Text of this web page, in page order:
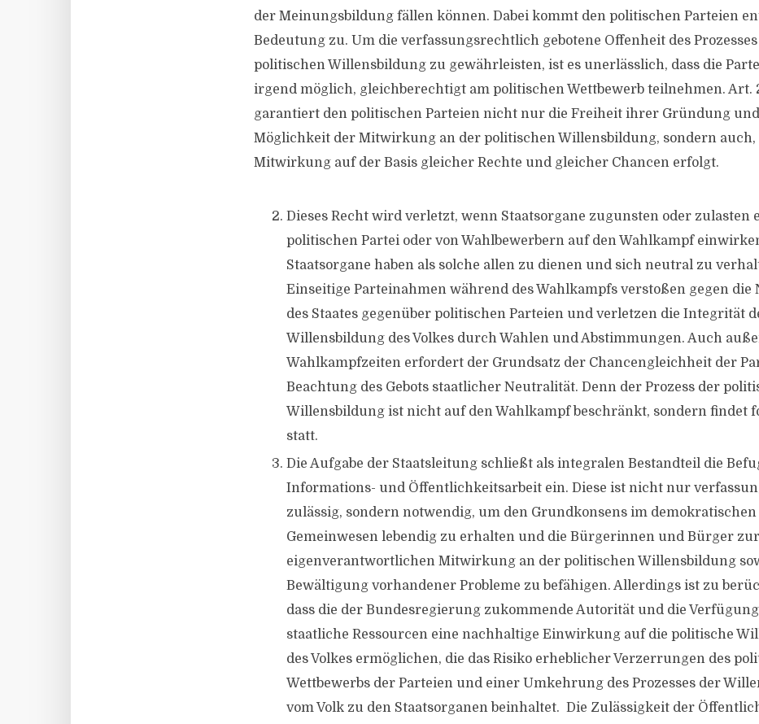
der Meinungsbildung fällen können. Dabei kommt den politischen Parteien
Bedeutung zu. Um die verfassungsrechtlich gebotene Offenheit des
politischen Willensbildung zu gewährleisten, ist es unerlässlich, dass die
irgend möglich, gleichberechtigt am politischen Wettbewerb teilnehmen. Art.
garantiert den politischen Parteien nicht nur die Freiheit ihrer Gründung
Möglichkeit der Mitwirkung an der politischen Willensbildung, sondern auch,
Mitwirkung auf der Basis gleicher Rechte und gleicher Chancen erfolgt.
Dieses Recht wird verletzt, wenn Staatsorgane zugunsten oder zulasten
politischen Partei oder von Wahlbewerbern auf den Wahlkampf
Staatsorgane haben als solche allen zu dienen und sich neutral zu
Einseitige Parteinahmen während des Wahlkampfs verstoßen gegen die
des Staates gegenüber politischen Parteien und verletzen die Integrität
Willensbildung des Volkes durch Wahlen und Abstimmungen. Auch
Wahlkampfzeiten erfordert der Grundsatz der Chancengleichheit der
Beachtung des Gebots staatlicher Neutralität. Denn der Prozess der
Willensbildung ist nicht auf den Wahlkampf beschränkt, sondern findet
statt.
Die Aufgabe der Staatsleitung schließt als integralen Bestandteil die
Informations- und Öffentlichkeitsarbeit ein. Diese ist nicht nur
zulässig, sondern notwendig, um den Grundkonsens im demokratischen
Gemeinwesen lebendig zu erhalten und die Bürgerinnen und Bürger zur
eigenverantwortlichen Mitwirkung an der politischen Willensbildung
Bewältigung vorhandener Probleme zu befähigen. Allerdings ist zu
dass die der Bundesregierung zukommende Autorität und die
staatliche Ressourcen eine nachhaltige Einwirkung auf die politische
des Volkes ermöglichen, die das Risiko erheblicher Verzerrungen des
Wettbewerbs der Parteien und einer Umkehrung des Prozesses der
vom Volk zu den Staatsorganen beinhaltet. Die Zulässigkeit der